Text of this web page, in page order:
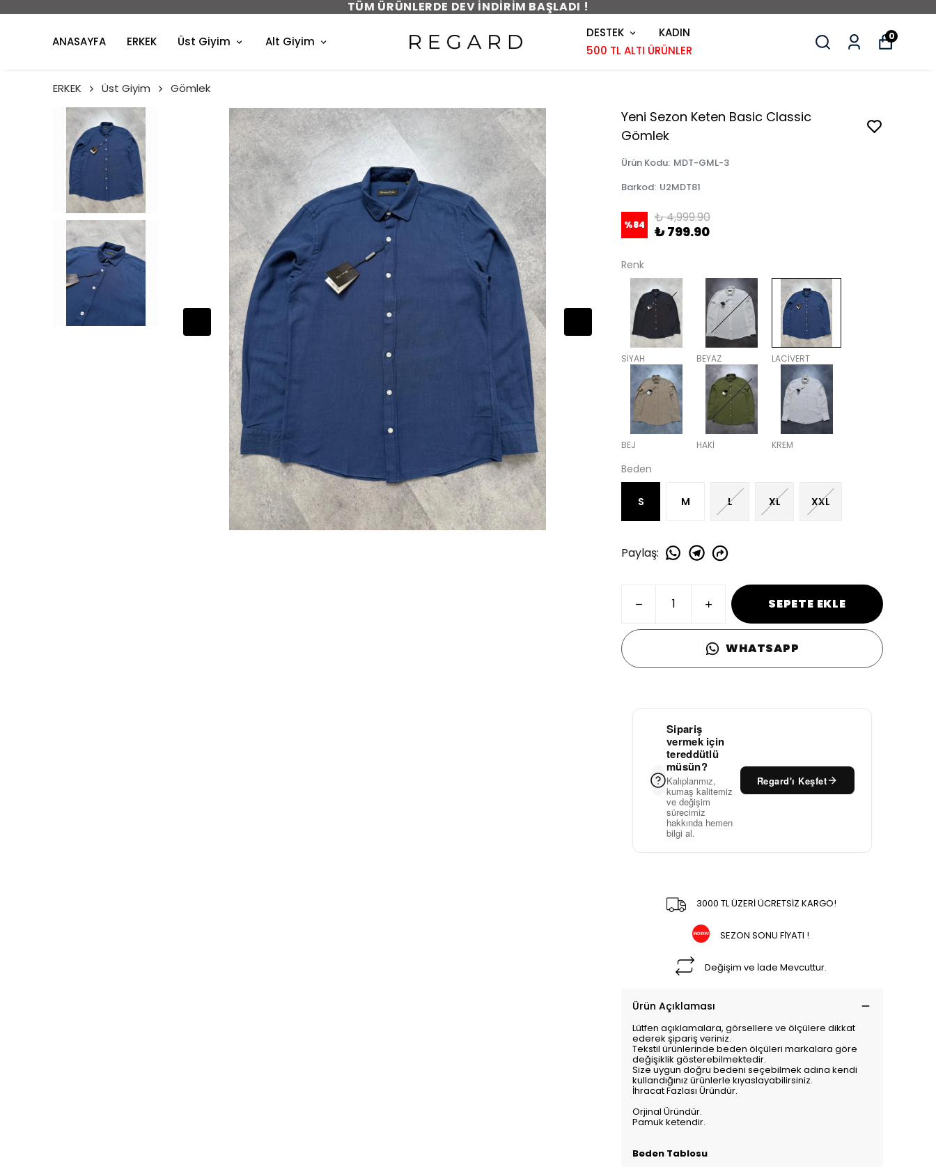
TÜM ÜRÜNLERDE DEV İNDİRİM BAŞLADI !
ANASAYFA ERKEK Üst Giyim Alt Giyim
DESTEK
KADIN
500 TL ALTI ÜRÜNLER
0
ERKEK Üst Giyim Gömlek
Yeni Sezon Keten Basic Classic
Gömlek
Ürün Kodu: MDT-GML-3
Barkod: U2MDT81
%84 ₺ 4,999.90
₺ 799.90
Renk
SİYAH BEYAZ LACİVERT
BEJ HAKİ KREM
Beden
S M L XL XXL
Paylaş:
SEPETE EKLE
WHATSAPP
Sipariş
vermek için
tereddütlü
müsün?
Kalıplarımız,
kumaş kalitemiz
ve değişim
sürecimiz
hakkında hemen
bilgi al.
Regard'ı Keşfet
3000 TL ÜZERİ ÜCRETSİZ KARGO!
SEZON SONU FİYATI !
Değişim ve İade Mevcuttur.
Ürün Açıklaması
Lütfen açıklamalara, görsellere ve ölçülere dikkat
ederek şipariş veriniz.
Tekstil ürünlerinde beden ölçüleri markalara göre
değişiklik gösterebilmektedir.
Size uygun doğru bedeni seçebilmek adına kendi
kullandığınız ürünlerle kıyaslayabilirsiniz.
İhracat Fazlası Üründür.
Orjinal Üründür.
Pamuk ketendir.
Beden Tablosu